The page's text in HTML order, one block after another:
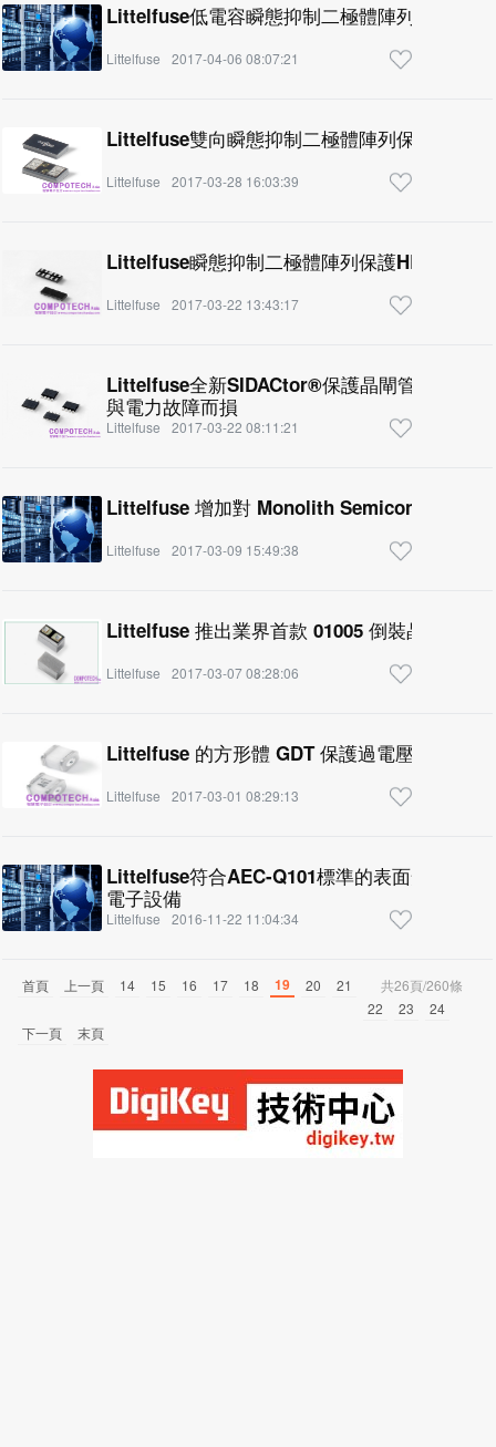
Littelfuse低電容瞬態抑制二極體陣列可減少
Littelfuse 2017-04-06 08:07:21
Littelfuse雙向瞬態抑制二極體陣列保護高速介
Littelfuse 2017-03-28 16:03:39
Littelfuse瞬態抑制二極體陣列保護HBLED燈
Littelfuse 2017-03-22 13:43:17
Littelfuse全新SIDACtor®保護晶閘管可保護
與電力故障而損
Littelfuse 2017-03-22 08:11:21
Littelfuse 增加對 Monolith Semiconductor的
Littelfuse 2017-03-09 15:49:38
Littelfuse 推出業界首款 01005 倒裝晶片封裝
Littelfuse 2017-03-07 08:28:06
Littelfuse 的方形體 GDT 保護過電壓瞬變、貼
Littelfuse 2017-03-01 08:29:13
Littelfuse符合AEC-Q101標準的表面安裝瞬態
電子設備
Littelfuse 2016-11-22 11:04:34
共26頁/260條
首頁 上一頁 14 15 16 17 18 19 20
21
22
23
24
下一頁
末頁